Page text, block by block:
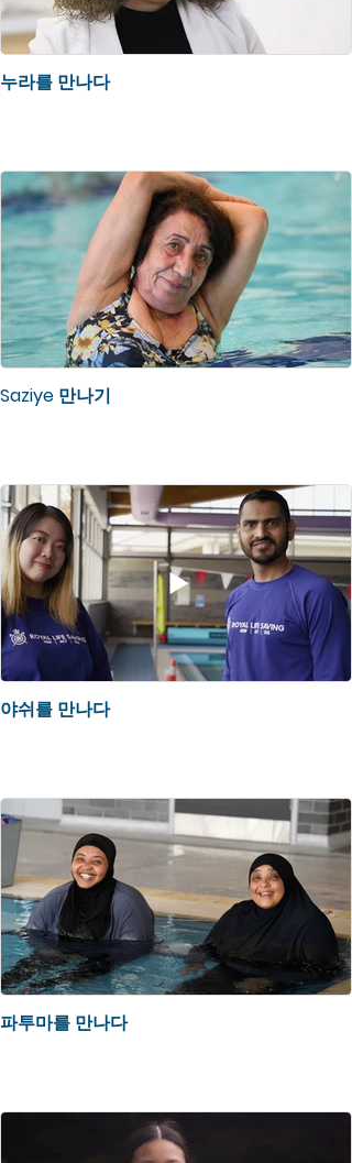
누라를 만나다
Saziye 만나기
야쉬를 만나다
파투마를 만나다